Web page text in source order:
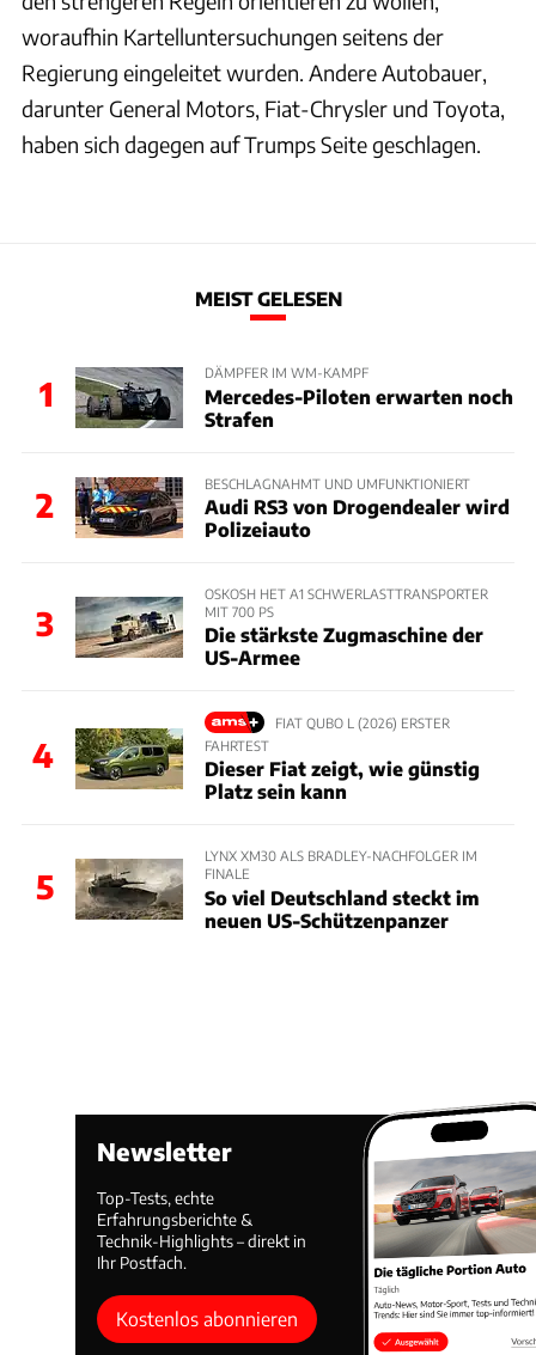
woraufhin Kartelluntersuchungen seitens der
Regierung eingeleitet wurden. Andere Autobauer,
darunter General Motors, Fiat-Chrysler und Toyota,
haben sich dagegen auf Trumps Seite geschlagen.
MEIST GELESEN
1
DÄMPFER IM WM-KAMPF
Mercedes-Piloten erwarten noch
Strafen
2
BESCHLAGNAHMT UND UMFUNKTIONIERT
Audi RS3 von Drogendealer wird
Polizeiauto
3
OSKOSH HET A1 SCHWERLASTTRANSPORTER
MIT 700 PS
Die stärkste Zugmaschine der
US-Armee
4
FIAT QUBO L (2026) ERSTER
FAHRTEST
Dieser Fiat zeigt, wie günstig
Platz sein kann
5
LYNX XM30 ALS BRADLEY-NACHFOLGER IM
FINALE
So viel Deutschland steckt im
neuen US-Schützenpanzer
Newsletter
Top-Tests, echte
Erfahrungsberichte &
Technik-Highlights – direkt in
Ihr Postfach.
Kostenlos abonnieren